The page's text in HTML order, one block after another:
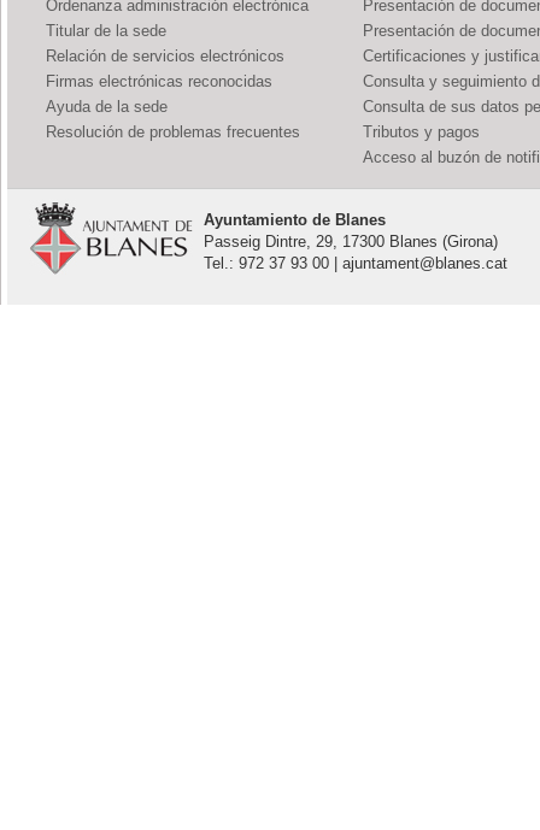
Ordenanza administración electrónica
Titular de la sede
Relación de servicios electrónicos
Firmas electrónicas reconocidas
Ayuda de la sede
Resolución de problemas frecuentes
Presentación de
Presentación de
Certificaciones y
Consulta y seguimiento
Consulta de sus datos
Tributos y pagos
Acceso al buzón de
Ayuntamiento de Blanes
Passeig Dintre, 29, 17300 Blanes (Girona)
Tel.: 972 37 93 00 | ajuntament@blanes.cat